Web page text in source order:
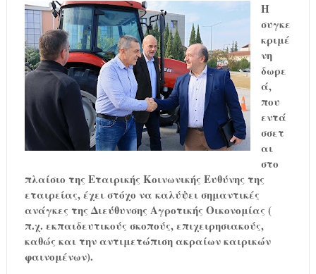
Η
συγκε
κριμέ
νη
δωρε
ά,
που
εντά
σσετ
αι
στο
πλαίσιο της Εταιρικής Κοινωνικής Ευθύνης της
εταιρείας, έχει στόχο να καλύψει σημαντικές
ανάγκες της Διεύθυνσης Αγροτικής Οικονομίας (
π.χ. εκπαιδευτικούς σκοπούς, επιχειρησιακούς,
καθώς και την αντιμετώπιση ακραίων καιρικών
φαινομένων).